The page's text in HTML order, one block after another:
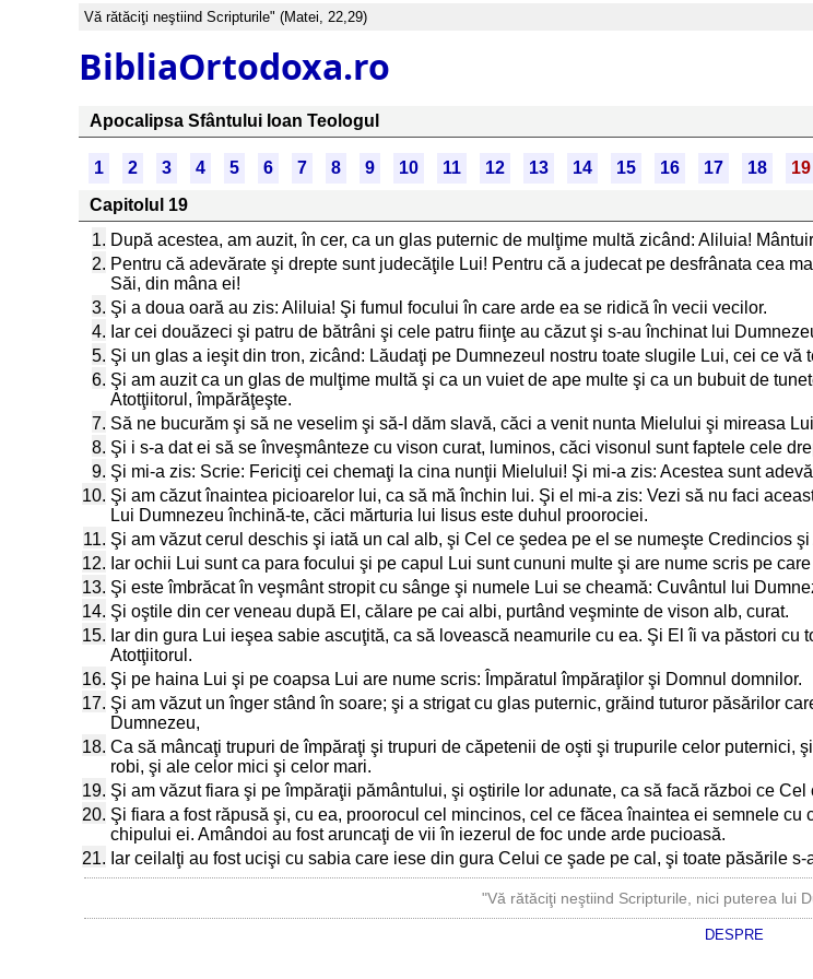
Vă rătăciţi neştiind Scripturile" (Matei, 22,29)
BibliaOrtodoxa.ro
Apocalipsa Sfântului Ioan Teologul
1 2 3 4 5 6 7 8 9 10 11 12 13 14 15 16 17 18 19
Capitolul 19
1. După acestea, am auzit, în cer, ca un glas puternic de mulţime multă zicând: Aliluia!
2. Pentru că adevărate şi drepte sunt judecăţile Lui! Pentru că a judecat pe desfrânata cea
Săi, din mâna ei!
3. Şi a doua oară au zis: Aliluia! Şi fumul focului în care arde ea se ridică în vecii vecilor.
4. Iar cei douăzeci şi patru de bătrâni şi cele patru fiinţe au căzut şi s-au închinat lui
5. Şi un glas a ieşit din tron, zicând: Lăudaţi pe Dumnezeul nostru toate slugile Lui, cei ce vă
6. Şi am auzit ca un glas de mulţime multă şi ca un vuiet de ape multe şi ca un bubuit de
Atotţiitorul, împărăţeşte.
7. Să ne bucurăm şi să ne veselim şi să-I dăm slavă, căci a venit nunta Mielului şi mireasa
8. Şi i s-a dat ei să se înveşmânteze cu vison curat, luminos, căci visonul sunt faptele cele
9. Şi mi-a zis: Scrie: Fericiţi cei chemaţi la cina nunţii Mielului! Şi mi-a zis: Acestea sunt
10. Şi am căzut înaintea picioarelor lui, ca să mă închin lui. Şi el mi-a zis: Vezi să nu faci
Lui Dumnezeu închină-te, căci mărturia lui Iisus este duhul proorociei.
11. Şi am văzut cerul deschis şi iată un cal alb, şi Cel ce şedea pe el se numeşte Credincios
12. Iar ochii Lui sunt ca para focului şi pe capul Lui sunt cununi multe şi are nume scris pe
13. Şi este îmbrăcat în veşmânt stropit cu sânge şi numele Lui se cheamă: Cuvântul lui
14. Şi oştile din cer veneau după El, călare pe cai albi, purtând veşminte de vison alb, curat.
15. Iar din gura Lui ieşea sabie ascuţită, ca să lovească neamurile cu ea. Şi El îi va păstori
Atotţiitorul.
16. Şi pe haina Lui şi pe coapsa Lui are nume scris: Împăratul împăraţilor şi Domnul domnilor.
17. Şi am văzut un înger stând în soare; şi a strigat cu glas puternic, grăind tuturor păsărilor
Dumnezeu,
18. Ca să mâncaţi trupuri de împăraţi şi trupuri de căpetenii de oşti şi trupurile celor
robi, şi ale celor mici şi celor mari.
19. Şi am văzut fiara şi pe împăraţii pământului, şi oştirile lor adunate, ca să facă război ce
20. Şi fiara a fost răpusă şi, cu ea, proorocul cel mincinos, cel ce făcea înaintea ei semnele
chipului ei. Amândoi au fost aruncaţi de vii în iezerul de foc unde arde pucioasă.
21. Iar ceilalţi au fost ucişi cu sabia care iese din gura Celui ce şade pe cal, şi toate păsările s-
"Vă rătăciţi neştiind Scripturile, nici puterea lui
DESPRE